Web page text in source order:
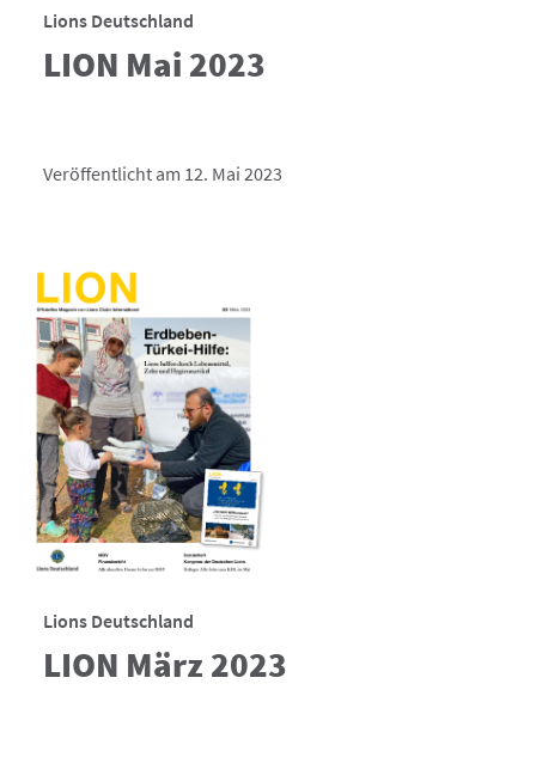
Lions Deutschland
LION Mai 2023
Veröffentlicht am 12. Mai 2023
Lions Deutschland
LION März 2023